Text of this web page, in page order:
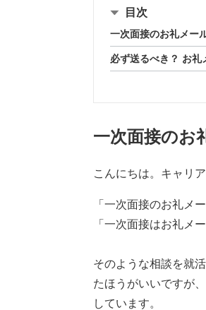
目次
一次面接のお礼メー
必ず送るべき？ お礼
一次面接のお
こんにちは。キャリ
「一次面接のお礼メ
「一次面接はお礼メ
そのような相談を就
たほうがいいですが
しています。